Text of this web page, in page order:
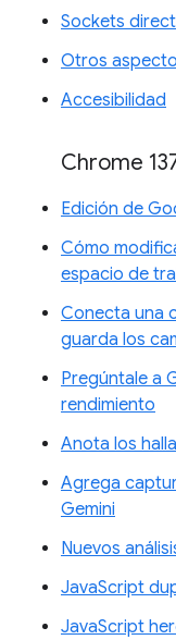
Sockets
Otros
Accesibilidad
Chrome
Edición de
Cómo
espacio de
Conecta una
guarda los
Pregúntale a
rendimiento
Anota los
Agrega
Gemini
Nuevos
JavaScript
JavaScript